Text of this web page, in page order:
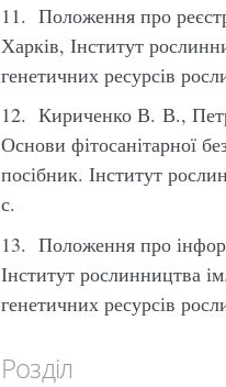
11. Положення про
Харків, Інститут
генетичних ресурсів
12. Кириченко В. В.,
Основи фітосанітарної
посібник. Інститут
с.
13. Положення про
Інститут рослинництва
генетичних ресурсів
Розділ